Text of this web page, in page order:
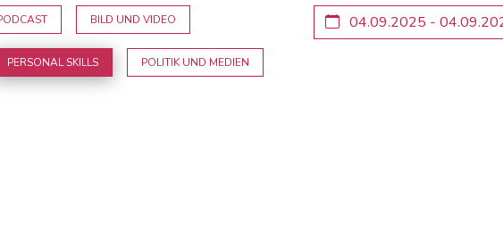
BILD UND VIDEO
PERSONAL SKILLS POLITIK UND MEDIEN